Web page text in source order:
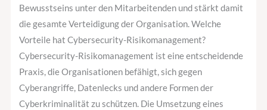
Bewusstseins unter den Mitarbeitenden und stärkt damit
die gesamte Verteidigung der Organisation. Welche
Vorteile hat Cybersecurity-Risikomanagement?
Cybersecurity-Risikomanagement ist eine entscheidende
Praxis, die Organisationen befähigt, sich gegen
Cyberangriffe, Datenlecks und andere Formen der
Cyberkriminalität zu schützen. Die Umsetzung eines